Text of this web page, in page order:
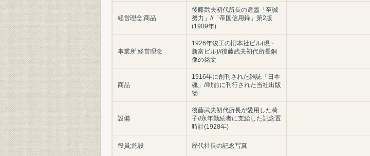
経営理念;商品
後藤武夫初代所長の遺墨「至誠
努力」//「帝国信用録」第2版
(1909年)
事業所;経営理念
1926年竣工の旧本社ビル(現・
新富ビル)//後藤武夫初代所長銅
像の銘文
商品
1916年に創刊された雑誌「日本
魂」//戦前に刊行された当社出版
物
設備
後藤武夫初代所長が愛用した椅
子//永年勤続者に支給した記念置
時計(1928年)
役員;施設 歴代社長の記念写真